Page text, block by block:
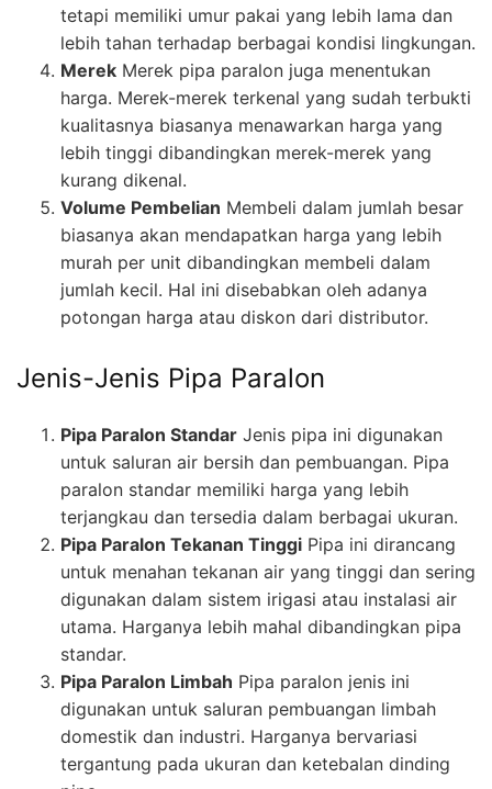
tetapi memiliki umur pakai yang lebih lama dan
lebih tahan terhadap berbagai kondisi lingkungan.
Merek Merek pipa paralon juga menentukan
harga. Merek-merek terkenal yang sudah terbukti
kualitasnya biasanya menawarkan harga yang
lebih tinggi dibandingkan merek-merek yang
kurang dikenal.
Volume Pembelian Membeli dalam jumlah besar
biasanya akan mendapatkan harga yang lebih
murah per unit dibandingkan membeli dalam
jumlah kecil. Hal ini disebabkan oleh adanya
potongan harga atau diskon dari distributor.
Jenis-Jenis Pipa Paralon
Pipa Paralon Standar Jenis pipa ini digunakan
untuk saluran air bersih dan pembuangan. Pipa
paralon standar memiliki harga yang lebih
terjangkau dan tersedia dalam berbagai ukuran.
Pipa Paralon Tekanan Tinggi Pipa ini dirancang
untuk menahan tekanan air yang tinggi dan sering
digunakan dalam sistem irigasi atau instalasi air
utama. Harganya lebih mahal dibandingkan pipa
standar.
Pipa Paralon Limbah Pipa paralon jenis ini
digunakan untuk saluran pembuangan limbah
domestik dan industri. Harganya bervariasi
tergantung pada ukuran dan ketebalan dinding